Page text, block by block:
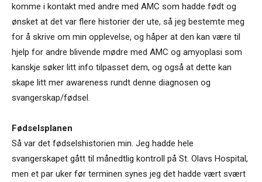
komme i kontakt med andre med AMC som hadde født og
ønsket at det var flere historier der ute, så jeg bestemte meg
for å skrive om min opplevelse, og håper at den kan være til
hjelp for andre blivende mødre med AMC og amyoplasi som
kanskje søker litt info tilpasset dem, og også at dette kan
skape litt mer awareness rundt denne diagnosen og
svangerskap/fødsel.
Fødselsplanen
Så var det fødselshistorien min. Jeg hadde hele
svangerskapet gått til månedtlig kontroll på St. Olavs Hospital,
men et par uker før terminen synes jeg det hadde vært svært